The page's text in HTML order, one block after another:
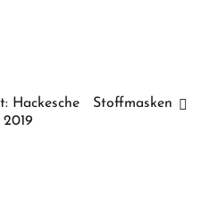
Hackesche
Stoffmasken